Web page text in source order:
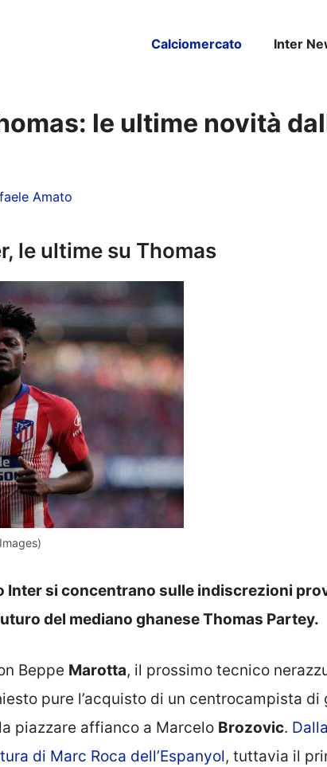
Calciomercato Inter
le ultime novità
Amato
le ultime su Thomas
Inter si concentrano sulle indiscrezioni
del mediano ghanese Thomas Partey.
Beppe Marotta, il prossimo tecnico
pure l’acquisto di un centrocampista di
piazzare affianco a Marcelo Brozovic.
di Marc Roca dell’Espanyol, tuttavia il